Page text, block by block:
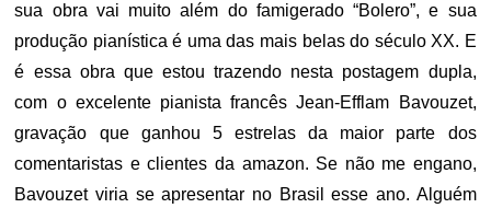
sua obra vai muito além do famigerado “Bolero”, e sua
produção pianística é uma das mais belas do século XX. E
é essa obra que estou trazendo nesta postagem dupla,
com o excelente pianista francês Jean-Efflam Bavouzet,
gravação que ganhou 5 estrelas da maior parte dos
comentaristas e clientes da amazon. Se não me engano,
Bavouzet viria se apresentar no Brasil esse ano. Alguém